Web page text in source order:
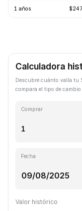
1 años
Calculadora
Descubre cuánto valía tu
compara el tipo de
Comprar
Fecha
Valor histórico